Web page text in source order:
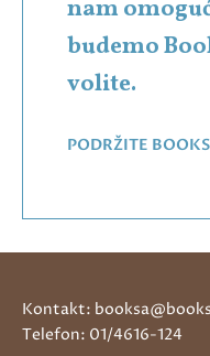
nam
budemo
volite.
PODRŽITE
Kontakt:
Telefon: 01/4616-124